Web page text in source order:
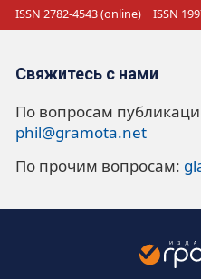
ISSN 2782-4543 (online) ISSN
Свяжитесь с нами
По вопросам
phil@gramota.net
По прочим вопросам: